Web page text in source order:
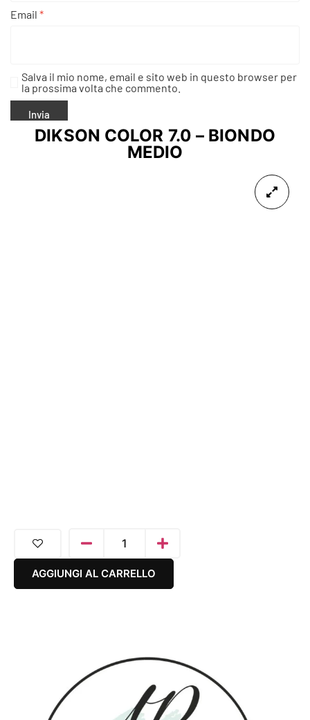
Email *
Salva il mio nome, email e sito web in questo browser per
la prossima volta che commento.
DIKSON COLOR 7.0 – BIONDO
MEDIO
AGGIUNGI AL CARRELLO